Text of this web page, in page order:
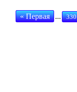
« Первая ... 330